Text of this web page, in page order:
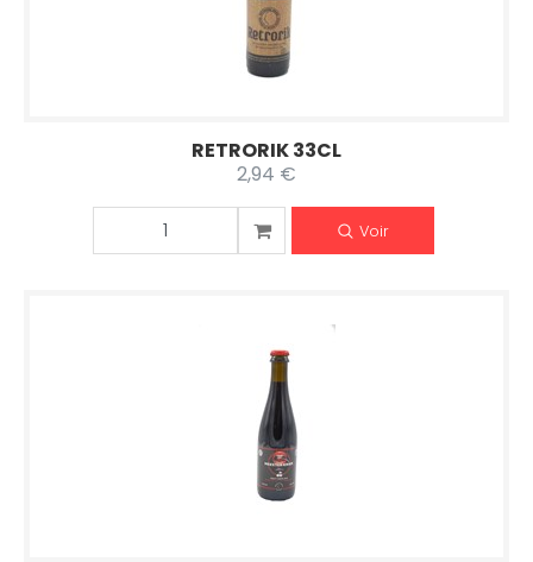
RETRORIK 33CL
2,94 €
Voir